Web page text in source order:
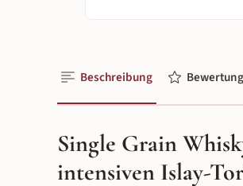
Beschreibung
Single Grain
intensiven Islay-